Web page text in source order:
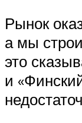
Рынок
а мы
это
и